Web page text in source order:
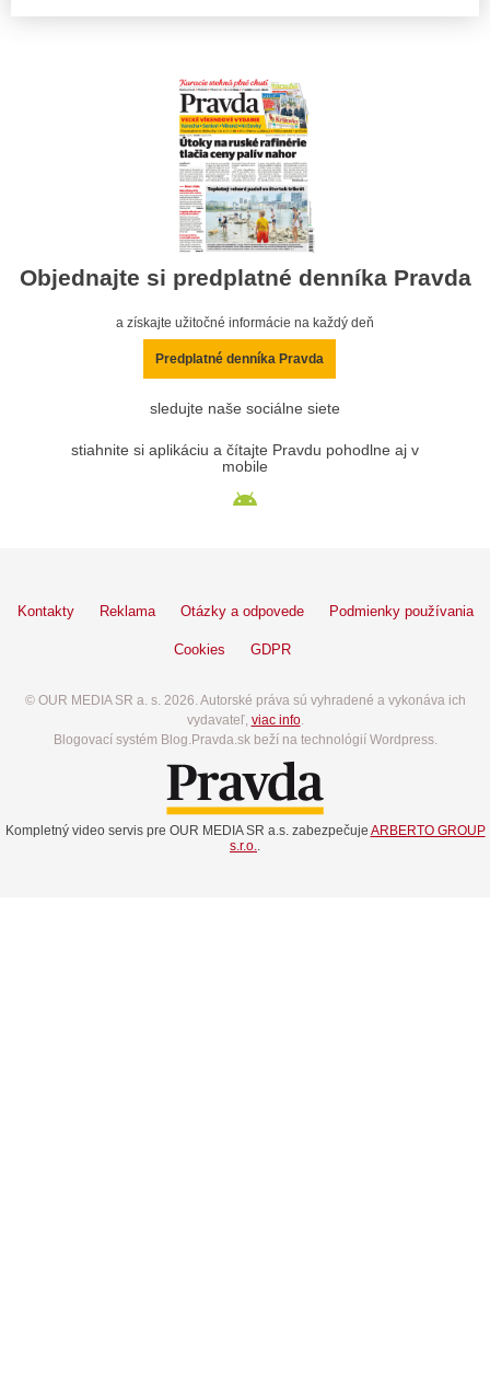
Objednajte si predplatné denníka Pravda
a získajte užitočné informácie na každý deň
Predplatné denníka Pravda
sledujte naše sociálne siete
stiahnite si aplikáciu a čítajte Pravdu pohodlne aj v
mobile
Kontakty Reklama Otázky a odpovede Podmienky používania
Cookies GDPR
© OUR MEDIA SR a. s. 2026. Autorské práva sú vyhradené a vykonáva ich
vydavateľ, viac info.
Blogovací systém Blog.Pravda.sk beží na technológií Wordpress.
Kompletný video servis pre OUR MEDIA SR a.s. zabezpečuje ARBERTO GROUP
s.r.o..